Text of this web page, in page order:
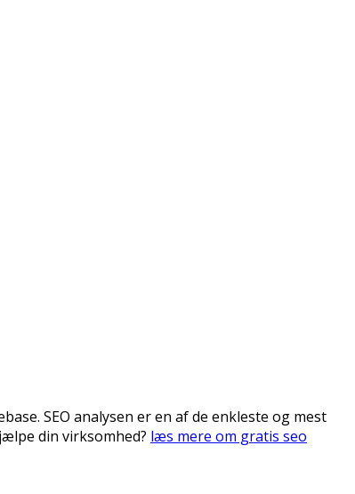
SEO analysen er en af ​​de enkleste og mest
din virksomhed? læs mere om gratis seo